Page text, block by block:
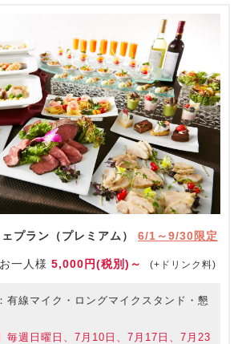
ェプラン（プレミアム） 6/1～9/30限定
お一人様 5,000円(税別)～ (+ドリンク料)
有線マイク・ロングマイクスタンド・懇
毎週日曜日、7月10日、7月17日、7月23